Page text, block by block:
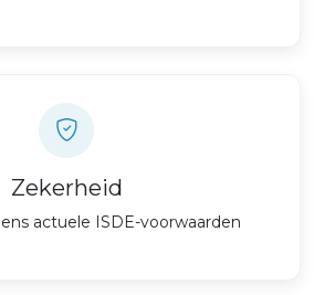
Zekerheid
actuele ISDE-voorwaarden